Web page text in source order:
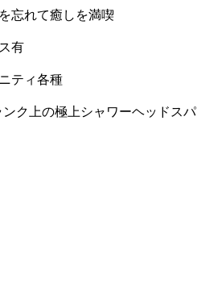
忘れて癒しを満喫
有
ティ各種
ク上の極上シャワーヘッドスパ